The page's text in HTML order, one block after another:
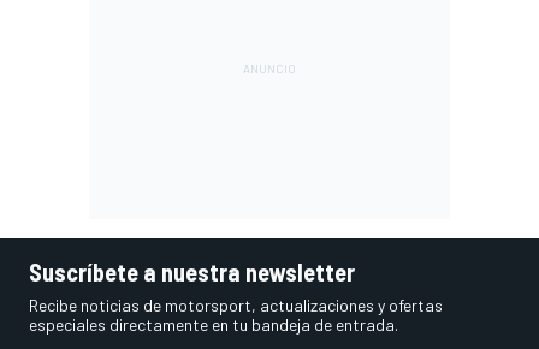
Suscríbete a nuestra newsletter
Recibe noticias de motorsport, actualizaciones y ofertas
especiales directamente en tu bandeja de entrada.